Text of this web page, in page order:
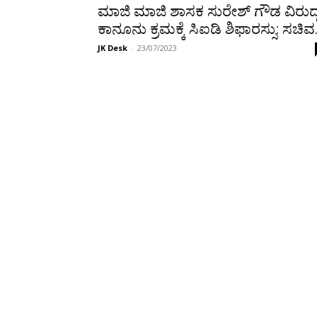
ಮಾಜಿ ಮಾಜಿ ಶಾಸಕ ಸುರೇಶ್ ಗೌಡ
ಕಾನೂನು ಕ್ರಮಕ್ಕೆ ಸಿಐಡಿ ಶಿಫಾರಸ್ಸು:
JK Desk - 23/07/2023